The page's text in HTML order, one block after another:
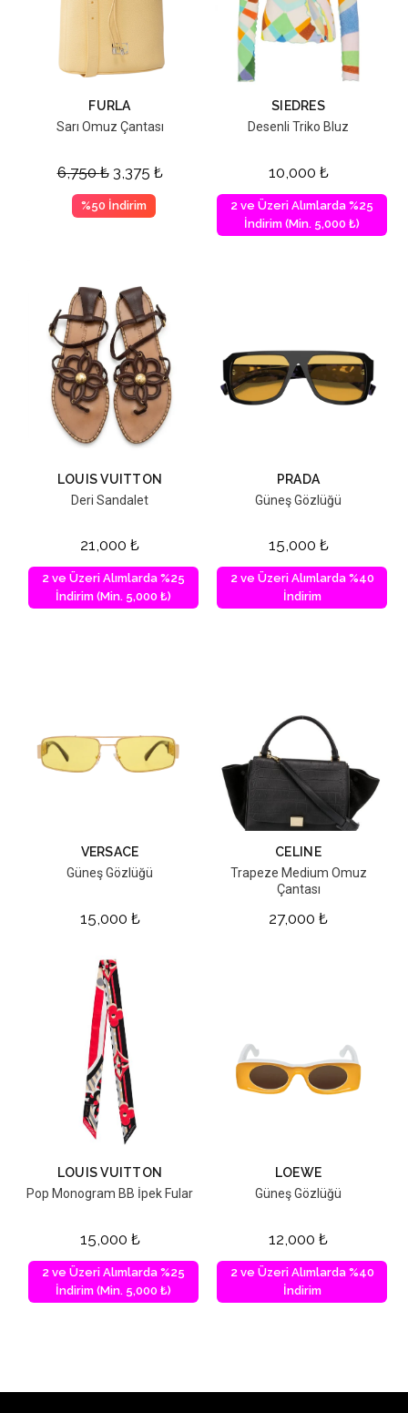
FURLA
Sarı Omuz Çantası
6,750₺ 3,375 ₺
%50 İndirim
SIEDRES
Desenli Triko Bluz
10,000 ₺
2 ve Üzeri Alımlarda %25
İndirim (Min. 5,000 ₺)
LOUIS VUITTON
Deri Sandalet
21,000 ₺
2 ve Üzeri Alımlarda %25
İndirim (Min. 5,000 ₺)
PRADA
Güneş Gözlüğü
15,000 ₺
2 ve Üzeri Alımlarda %40
İndirim
VERSACE
Güneş Gözlüğü
15,000 ₺
CELINE
Trapeze Medium Omuz
Çantası
27,000 ₺
LOUIS VUITTON
Pop Monogram BB İpek Fular
15,000 ₺
2 ve Üzeri Alımlarda %25
İndirim (Min. 5,000 ₺)
LOEWE
Güneş Gözlüğü
12,000 ₺
2 ve Üzeri Alımlarda %40
İndirim